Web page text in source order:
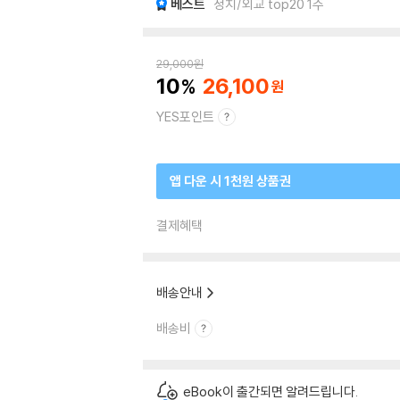
베스트 정치/외교 top20 1주
29,000원
10 26,100
YES포인트
앱 다운 시 1천원 상품권
결제혜택
배송안내
배송비
eBook이 출간되면 알려드립니다.